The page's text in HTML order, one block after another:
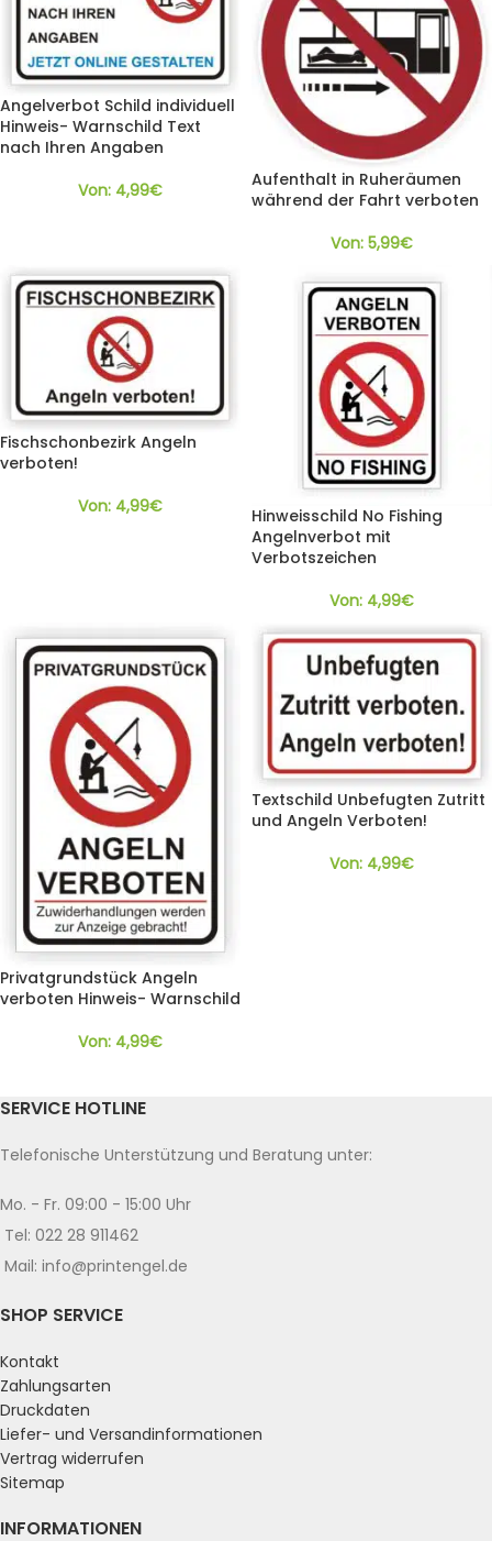
Angelverbot Schild individuell
Hinweis- Warnschild Text
nach Ihren Angaben
Von: 4,99€
Aufenthalt in Ruheräumen
während der Fahrt verboten
Von: 5,99€
Fischschonbezirk Angeln
verboten!
Von: 4,99€
Hinweisschild No Fishing
Angelnverbot mit
Verbotszeichen
Von: 4,99€
Privatgrundstück Angeln
verboten Hinweis- Warnschild
Von: 4,99€
Textschild Unbefugten Zutritt
und Angeln Verboten!
Von: 4,99€
SERVICE HOTLINE
Telefonische Unterstützung und Beratung unter:
Mo. - Fr. 09:00 - 15:00 Uhr
Tel: 022 28 911462
Mail: info@printengel.de
SHOP SERVICE
Kontakt
Zahlungsarten
Druckdaten
Liefer- und Versandinformationen
Vertrag widerrufen
Sitemap
INFORMATIONEN